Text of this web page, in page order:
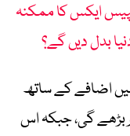
ایکس کا ممکنہ
بدل دیں گے؟
اضافے کے ساتھ
بڑھے گی، جبکہ اس